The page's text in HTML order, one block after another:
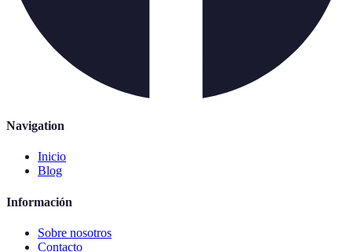
Navigation
Inicio
Blog
Información
Sobre nosotros
Contacto